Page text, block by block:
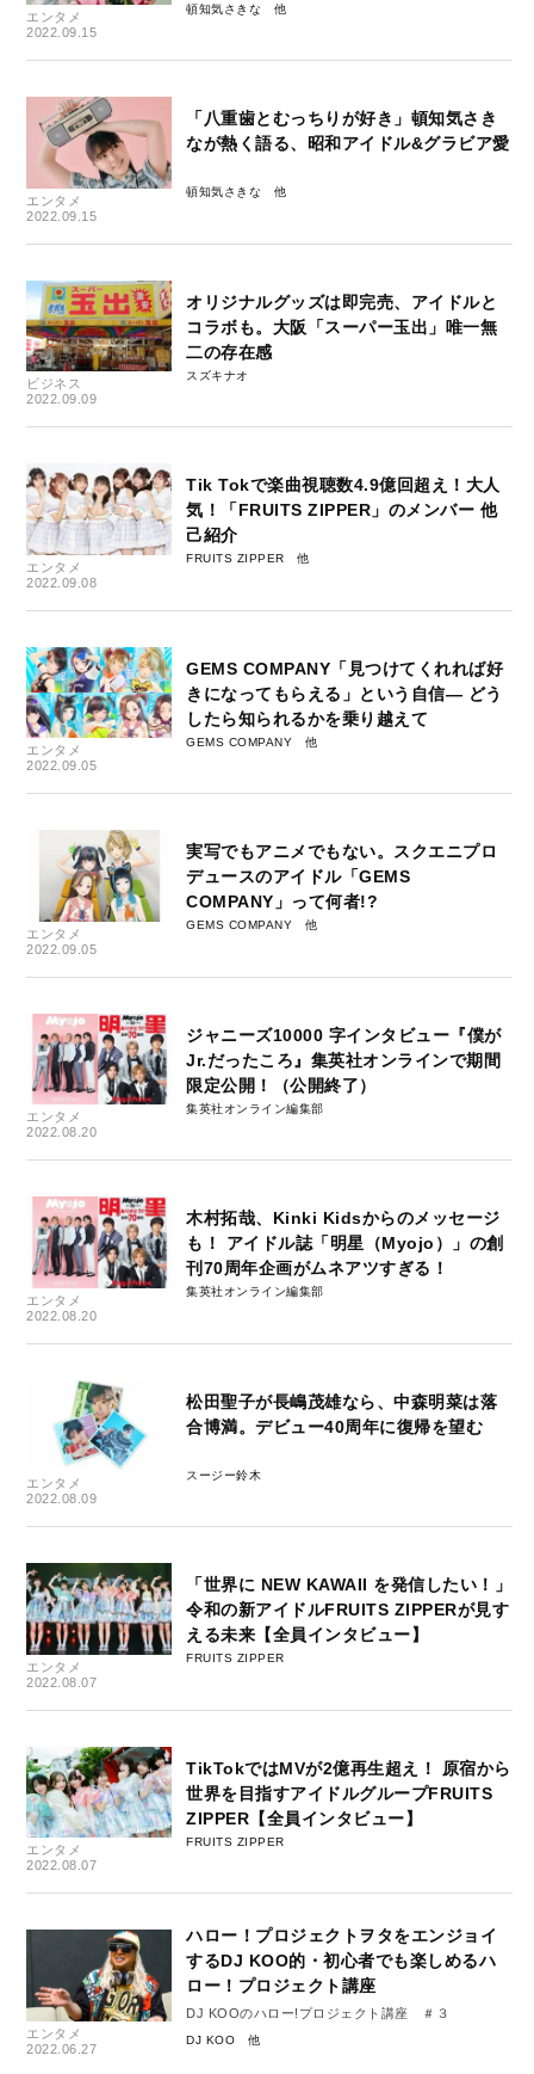
エンタメ
2022.09.15
頓知気さきな
エンタメ
2022.09.15
「八重歯とむっちりが好き」頓知気さき
なが熱く語る、昭和アイドル&グラビア愛
頓知気さきな
ビジネス
2022.09.09
オリジナルグッズは即完売、アイドルと
コラボも。大阪「スーパー玉出」唯一無
二の存在感
スズキナオ
エンタメ
2022.09.08
Tik Tokで楽曲視聴数4.9億回超え！大人
気！「FRUITS ZIPPER」のメンバー 他
己紹介
FRUITS ZIPPER
エンタメ
2022.09.05
GEMS COMPANY「見つけてくれれば好
きになってもらえる」という自信― どう
したら知られるかを乗り越えて
GEMS COMPANY
エンタメ
2022.09.05
実写でもアニメでもない。スクエニプロ
デュースのアイドル「GEMS
COMPANY」って何者!?
GEMS COMPANY
エンタメ
2022.08.20
ジャニーズ10000 字インタビュー『僕が
Jr.だったころ』集英社オンラインで期間
限定公開！（公開終了）
集英社オンライン編集部
エンタメ
2022.08.20
木村拓哉、Kinki Kidsからのメッセージ
も！ アイドル誌「明星（Myojo）」の創
刊70周年企画がムネアツすぎる！
集英社オンライン編集部
エンタメ
2022.08.09
松田聖子が長嶋茂雄なら、中森明菜は落
合博満。デビュー40周年に復帰を望む
スージー鈴木
エンタメ
2022.08.07
「世界に NEW KAWAII を発信したい！」
令和の新アイドルFRUITS ZIPPERが見す
える未来【全員インタビュー】
FRUITS ZIPPER
エンタメ
2022.08.07
TikTokではMVが2億再生超え！ 原宿から
世界を目指すアイドルグループFRUITS
ZIPPER【全員インタビュー】
FRUITS ZIPPER
エンタメ
2022.06.27
ハロー！プロジェクトヲタをエンジョイ
するDJ KOO的・初心者でも楽しめるハ
ロー！プロジェクト講座
DJ KOOのハロー!プロジェクト講座 ＃３
DJ KOO